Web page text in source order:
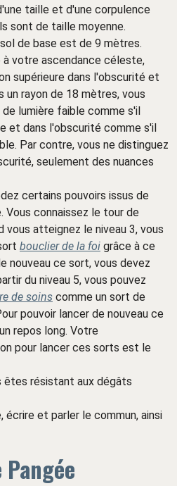
taille et d'une corpulence
sont de taille moyenne.
de base est de 9 mètres.
à votre ascendance céleste,
supérieure dans l'obscurité et
un rayon de 18 mètres, vous
lumière faible comme s'il
et dans l'obscurité comme s'il
Par contre, vous ne distinguez
seulement des nuances
certains pouvoirs issus de
connaissez le tour de
vous atteignez le niveau 3, vous
bouclier de la foi grâce à ce
nouveau ce sort, vous devez
du niveau 5, vous pouvez
de soins comme un sort de
pouvoir lancer de nouveau ce
repos long. Votre
pour lancer ces sorts est le
êtes résistant aux dégâts
écrire et parler le commun, ainsi